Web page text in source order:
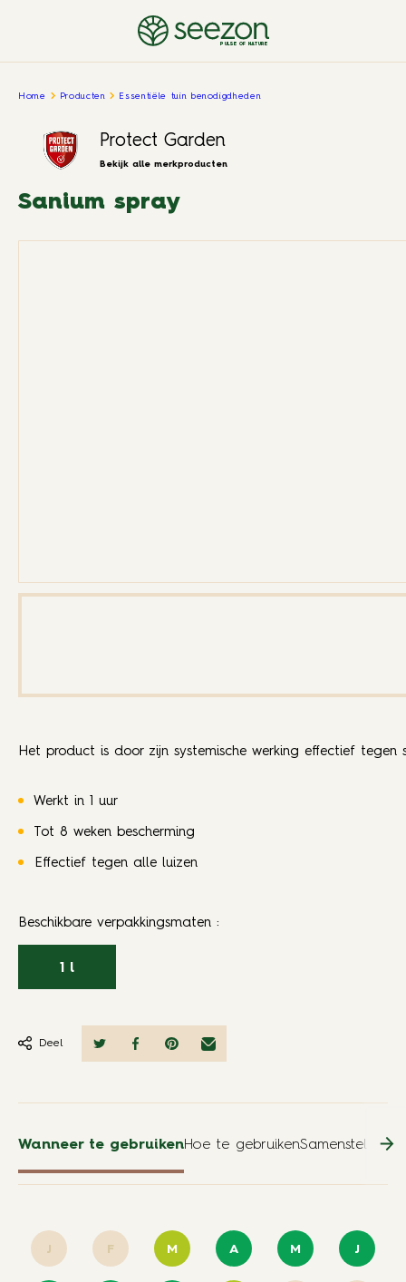
PULSE OF NATURE
Home Producten Essentiële tuin benodigdheden
Protect Garden
Bekijk alle merkproducten
Sanium spray
Het product is door zijn systemische werking effectief
Werkt in 1 uur
Tot 8 weken bescherming
Effectief tegen alle luizen
Beschikbare verpakkingsmaten :
1 l
Deel
Wanneer te gebruikenHoe te gebruikenSamenstelling
J F M A M J